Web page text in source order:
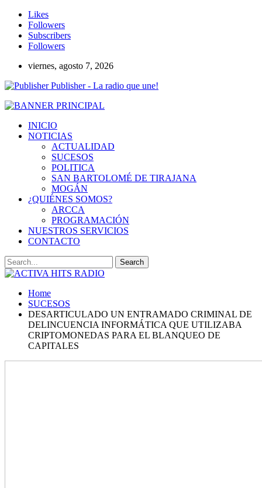
Likes
Followers
Subscribers
Followers
viernes, agosto 7, 2026
Publisher - La radio que une!
INICIO
NOTICIAS
ACTUALIDAD
SUCESOS
POLITICA
SAN BARTOLOMÉ DE TIRAJANA
MOGÁN
¿QUIÉNES SOMOS?
ARCCA
PROGRAMACIÓN
NUESTROS SERVICIOS
CONTACTO
Home
SUCESOS
DESARTICULADO UN ENTRAMADO CRIMINAL DE
DELINCUENCIA INFORMÁTICA QUE UTILIZABA
CRIPTOMONEDAS PARA EL BLANQUEO DE
CAPITALES